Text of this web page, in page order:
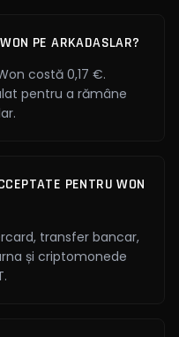
PE ARKADASLAR?
costă 0,17 €.
pentru a rămâne
PENTRU WON
transfer bancar,
și criptomonede